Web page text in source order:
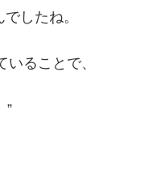
したね。
いることで、
”